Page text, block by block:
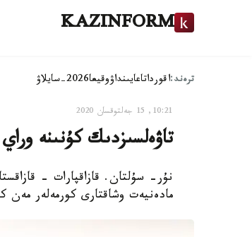
KAZINFORM
ترەند:اقورداتاعايىنداۋوقيعا2026-سايلاۋ
10:21, 15 جەلتوقسان 2020
تاۋەلسىزدىك كۇنىنە
مادەنيەت وشاقتارى كورمەلەر مەن